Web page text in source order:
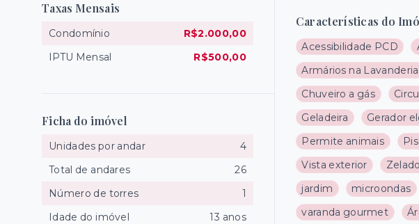
Características do
Acessibilidade PCD
Armários na Lavanderia
Chuveiro a gás
Geladeira
Gerador
Permite animais
Vista exterior
jardim
microondas
varanda gourmet
Taxas Mensais
Condomínio
R$2.000,00
IPTU Mensal
R$500,00
Ficha do imóvel
Unidades por andar
4
Total de andares
26
Número de torres
1
Idade do imóvel
13 anos